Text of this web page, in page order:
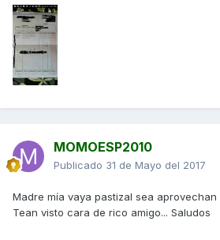
MOMOESP2010
Publicado 31 de Mayo del 2017
Madre mía vaya pastizal sea aprovechan
Tean visto cara de rico amigo... Saludos